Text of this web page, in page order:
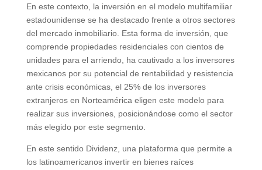
En este contexto, la inversión en el modelo multifamiliar
estadounidense se ha destacado frente a otros sectores
del mercado inmobiliario. Esta forma de inversión, que
comprende propiedades residenciales con cientos de
unidades para el arriendo, ha cautivado a los inversores
mexicanos por su potencial de rentabilidad y resistencia
ante crisis económicas, el 25% de los inversores
extranjeros en Norteamérica eligen este modelo para
realizar sus inversiones, posicionándose como el sector
más elegido por este segmento.
En este sentido Dividenz, una plataforma que permite a
los latinoamericanos invertir en bienes raíces